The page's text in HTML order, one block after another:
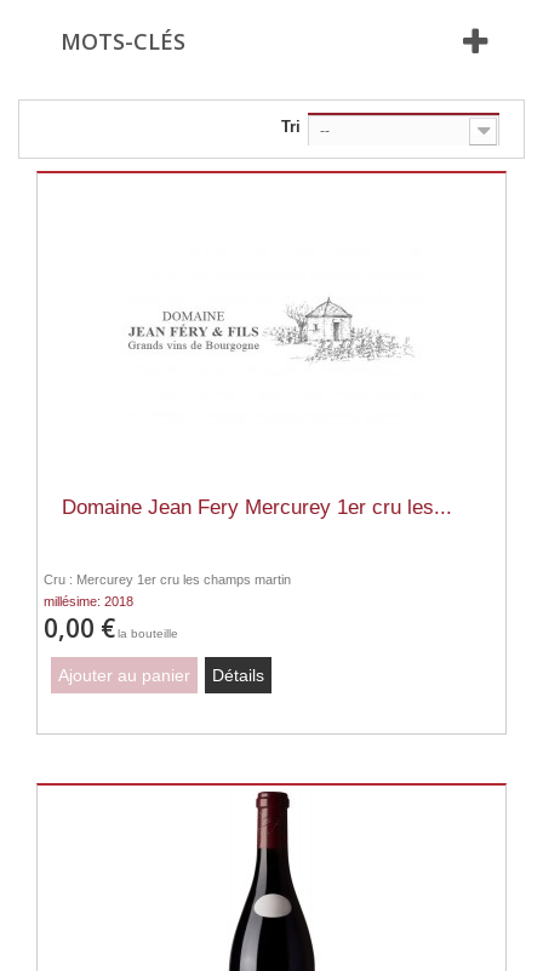
MOTS-CLÉS
Tri --
Domaine Jean Fery Mercurey 1er cru les...
Cru : Mercurey 1er cru les champs martin
millésime: 2018
0,00 €la bouteille
Ajouter au panier Détails